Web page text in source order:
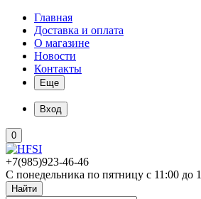
Главная
Доставка и оплата
О магазине
Новости
Контакты
Еще
Вход
0
+7(985)923-46-46
С понедельника по пятницу с 11:00 до
Найти